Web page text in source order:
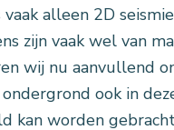
alleen 2D
zijn vaak wel van
wij nu aanvullend
ook in
kan worden